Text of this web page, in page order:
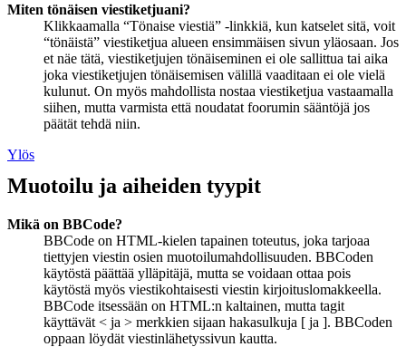
Miten tönäisen viestiketjuani?
Klikkaamalla “Tönaise viestiä” -linkkiä, kun katselet sitä, voit
“tönäistä” viestiketjua alueen ensimmäisen sivun yläosaan. Jos
et näe tätä, viestiketjujen tönäiseminen ei ole sallittua tai aika
joka viestiketjujen tönäisemisen välillä vaaditaan ei ole vielä
kulunut. On myös mahdollista nostaa viestiketjua vastaamalla
siihen, mutta varmista että noudatat foorumin sääntöjä jos
päätät tehdä niin.
Ylös
Muotoilu ja aiheiden tyypit
Mikä on BBCode?
BBCode on HTML-kielen tapainen toteutus, joka tarjoaa
tiettyjen viestin osien muotoilumahdollisuuden. BBCoden
käytöstä päättää ylläpitäjä, mutta se voidaan ottaa pois
käytöstä myös viestikohtaisesti viestin kirjoituslomakkeella.
BBCode itsessään on HTML:n kaltainen, mutta tagit
käyttävät < ja > merkkien sijaan hakasulkuja [ ja ]. BBCoden
oppaan löydät viestinlähetyssivun kautta.